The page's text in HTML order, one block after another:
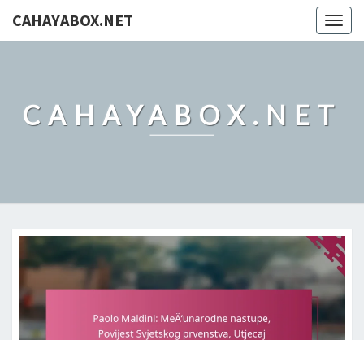
CAHAYABOX.NET
CAHAYABOX.NET